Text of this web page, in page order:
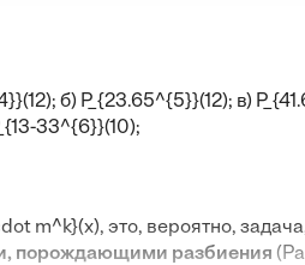
; б) P_{23.65^{5}}(12); в)
33^{6}}(10);
m^k}(x), это, вероятно,
порождающими разбиения